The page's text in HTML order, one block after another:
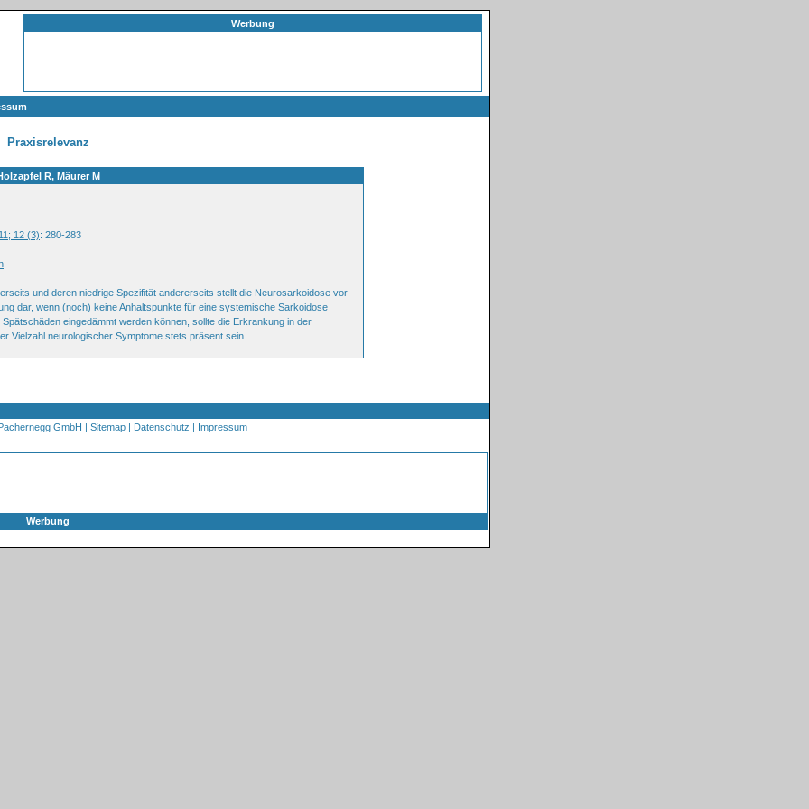
Werbung
Praxisrelevanz
R, Mäurer M
12 (3): 280-283
und deren niedrige Spezifität andererseits stellt die Neurosarkoidose vor
dar, wenn (noch) keine Anhaltspunkte für eine systemische Sarkoidose
eingedämmt werden können, sollte die Erkrankung in der
Vielzahl neurologischer Symptome stets präsent sein.
GmbH | Sitemap| Datenschutz | Impressum
Werbung